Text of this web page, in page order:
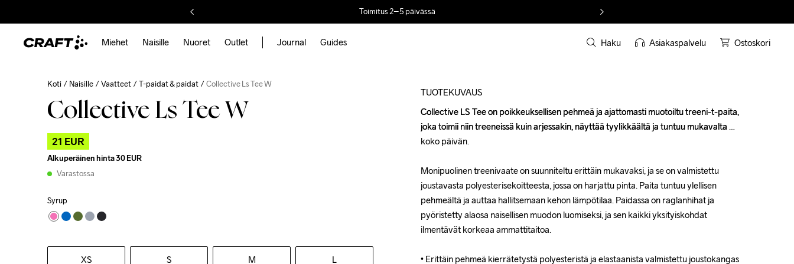
Toimitus 2–5 päivässä
Miehet Naisille Nuoret Outlet Journal Guides Haku Asiakaspalvelu Ostoskori
Koti Naisille Vaatteet T-paidat & paidat Collective Ls Tee W
Collective Ls Tee W
21 EUR
Alkuperäinen hinta30 EUR
Varastossa
Syrup
XS S M L
TUOTEKUVAUS
Collective LS Tee on poikkeuksellisen pehmeä ja ajattomasti muotoiltu treeni-t-paita,
joka toimii niin treeneissä kuin arjessakin, näyttää tyylikkäältä ja tuntuu mukavalta
koko päivän.
Monipuolinen treenivaate on suunniteltu erittäin mukavaksi, ja se on valmistettu
joustavasta polyesterisekoitteesta, jossa on harjattu pinta. Paita tuntuu ylellisen
pehmeältä ja auttaa hallitsemaan kehon lämpötilaa. Paidassa on raglanhihat ja
pyöristetty alaosa naisellisen muodon luomiseksi, ja sen kaikki yksityiskohdat
ilmentävät korkeaa ammattitaitoa.
• Erittäin pehmeä kierrätetystä polyesteristä ja elastaanista valmistettu joustokangas
Collective LS Tee on poikkeuksellisen pehmeä ja ajattomasti muotoiltu treeni-t-paita,
joka toimii niin treeneissä kuin arjessakin, näyttää tyylikkäältä ja tuntuu mukavalta
koko päivän.
Monipuolinen treenivaate on suunniteltu erittäin mukavaksi, ja se on valmistettu
joustavasta polyesterisekoitteesta, jossa on harjattu pinta. Paita tuntuu ylellisen
pehmeältä ja auttaa hallitsemaan kehon lämpötilaa. Paidassa on raglanhihat ja
pyöristetty alaosa naisellisen muodon luomiseksi, ja sen kaikki yksityiskohdat
ilmentävät korkeaa ammattitaitoa.
• Erittäin pehmeä kierrätetystä polyesteristä ja elastaanista valmistettu joustokangas